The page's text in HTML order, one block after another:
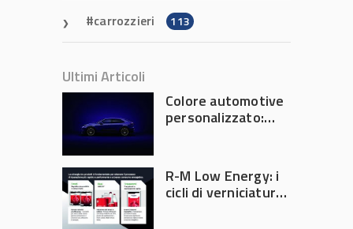
carrozzieri 113
Ultimi Articoli
Colore automotive
personalizzato:
diventa ingegneria
di precisione
R-M Low Energy: i
cicli di verniciatura